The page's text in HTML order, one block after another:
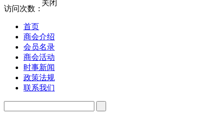
访问次数：
首页
商会介绍
会员名录
商会活动
时事新闻
政策法规
联系我们
关闭